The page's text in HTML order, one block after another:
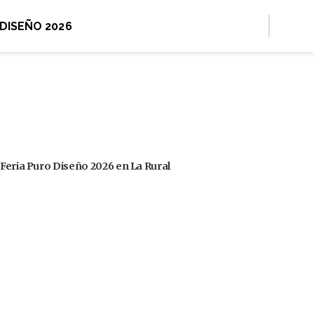
2026
Puro Diseño 2026 en La Rural